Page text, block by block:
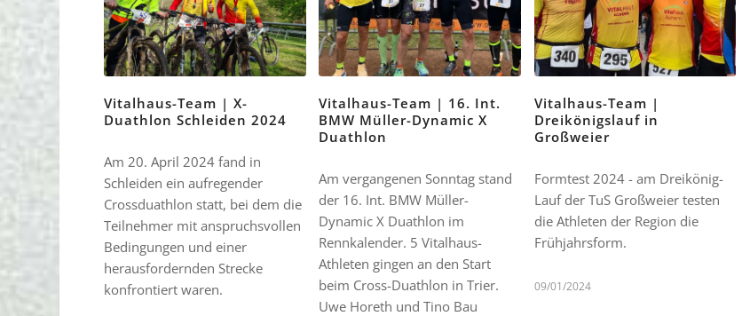
Vitalhaus-Team | X-
Duathlon Schleiden 2024
Am 20. April 2024 fand in
Schleiden ein aufregender
Crossduathlon statt, bei dem die
Teilnehmer mit anspruchsvollen
Bedingungen und einer
herausfordernden Strecke
konfrontiert waren.
Vitalhaus-Team | 16. Int.
BMW Müller-Dynamic X
Duathlon
Am vergangenen Sonntag stand
der 16. Int. BMW Müller-
Dynamic X Duathlon im
Rennkalender. 5 Vitalhaus-
Athleten gingen an den Start
beim Cross-Duathlon in Trier.
Uwe Horeth und Tino Bau
Vitalhaus-Team |
Dreikönigslauf in
Großweier
Formtest 2024 - am Dreikönig-
Lauf der TuS Großweier testen
die Athleten der Region die
Frühjahrsform.
09/01/2024